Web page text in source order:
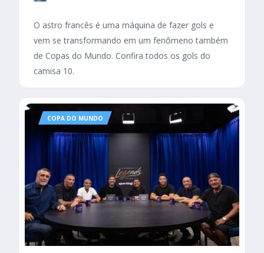
O astro francês é uma máquina de fazer gols e
vem se transformando em um fenômeno também
de Copas do Mundo. Confira todos os gols do
camisa 10.
COPA DO MUNDO